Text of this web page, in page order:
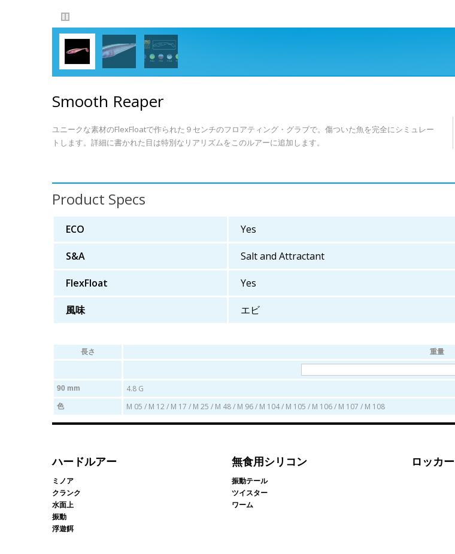
Smooth Reaper
ユニークな素材のFlexFloatで作られた９センチのフロアティング・グラブで。傷ついた魚を完全にシミュレー
トします。詳細に書かれた目は特別なリアリズムをこのルアーに追加します。
Product Specs
ECO Yes
S&A Salt and Attractant
FlexFloat Yes
風味 エビ
長さ 重量
90 mm 4.8 G
色 M 05 / M 12 / M 17 / M 25 / M 48 / M 96 / M 104 / M 105 / M 106 / M 107 / M 108
ハードルアー
ミノア
クランク
水面上
振動
浮遊餌
無食用シリコン
振動テール
ツイスター
ワーム
ロッカー